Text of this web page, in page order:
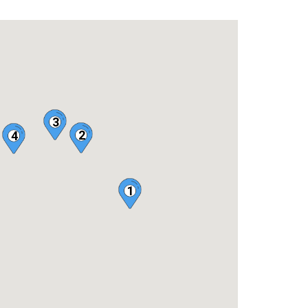
1
2
3
4